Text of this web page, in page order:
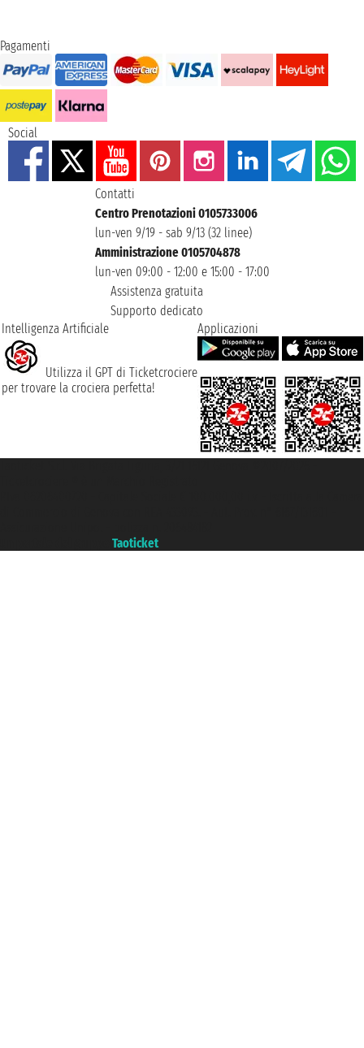
Pagamenti
Social
Contatti
Centro Prenotazioni 0105733006
lun-ven 9/19 - sab 9/13 (32 linee)
Amministrazione 0105704878
lun-ven 09:00 - 12:00 e 15:00 - 17:00
Assistenza gratuita
Supporto dedicato
Intelligenza Artificiale
Utilizza il GPT di Ticketcrociere
per trovare la crociera perfetta!
Applicazioni
Taoticket